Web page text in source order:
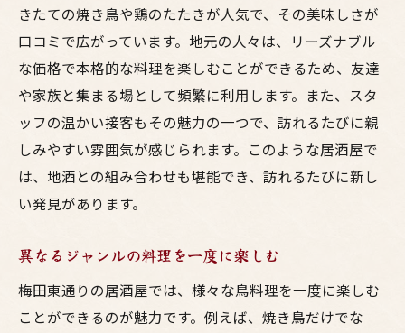
きたての焼き鳥や鶏のたたきが人気で、その美味しさが
口コミで広がっています。地元の人々は、リーズナブル
な価格で本格的な料理を楽しむことができるため、友達
や家族と集まる場として頻繁に利用します。また、スタ
ッフの温かい接客もその魅力の一つで、訪れるたびに親
しみやすい雰囲気が感じられます。このような居酒屋で
は、地酒との組み合わせも堪能でき、訪れるたびに新し
い発見があります。
異なるジャンルの料理を一度に楽しむ
梅田東通りの居酒屋では、様々な鳥料理を一度に楽しむ
ことができるのが魅力です。例えば、焼き鳥だけでな